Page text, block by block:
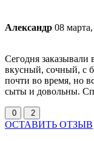
Александр 08
Сегодня
вкусный, сочный, с
почти во время, но
сыты и довольны.
0 2
ОСТАВИТЬ ОТЗЫВ